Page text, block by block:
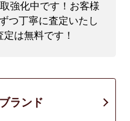
強化中です！ お客様
つ丁寧に査定いたし
は無料です！
ランド